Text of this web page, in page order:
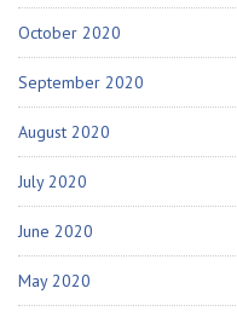
October 2020
September 2020
August 2020
July 2020
June 2020
May 2020